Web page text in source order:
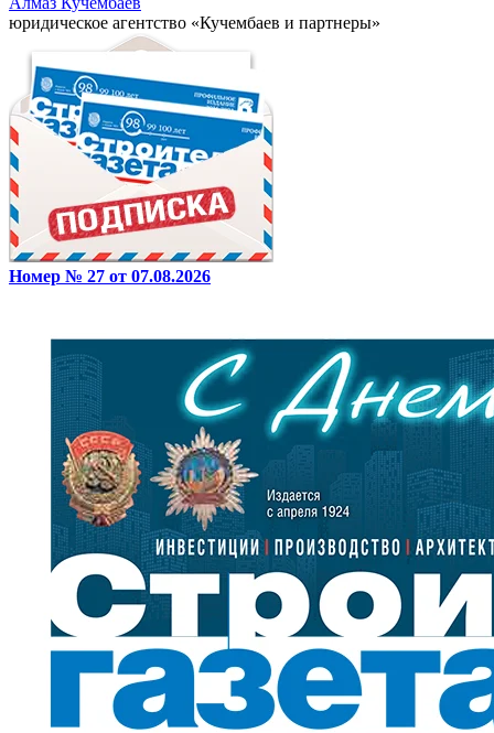
юридическое агентство «Кучембаев и партнеры»
Номер № 27 от 07.08.2026